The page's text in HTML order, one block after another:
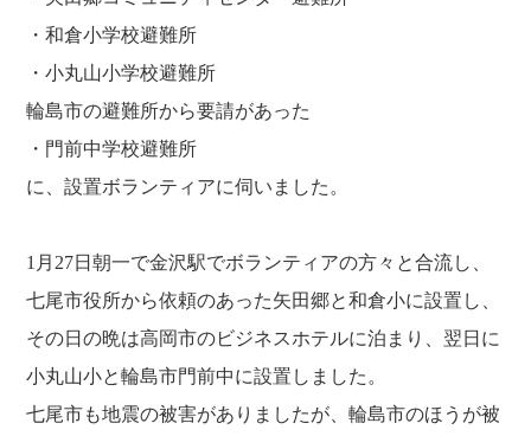
・和倉小学校避難所
・小丸山小学校避難所
輪島市の避難所から要請があった
・門前中学校避難所
に、設置ボランティアに伺いました。
1月27日朝一で金沢駅でボランティアの方々と合流し、
七尾市役所から依頼のあった矢田郷と和倉小に設置し、
その日の晩は高岡市のビジネスホテルに泊まり、翌日に
小丸山小と輪島市門前中に設置しました。
七尾市も地震の被害がありましたが、輪島市のほうが被